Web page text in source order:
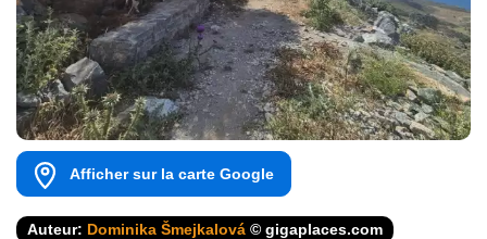
Afficher sur la carte Google
Auteur: Dominika Šmejkalová © gigaplaces.com